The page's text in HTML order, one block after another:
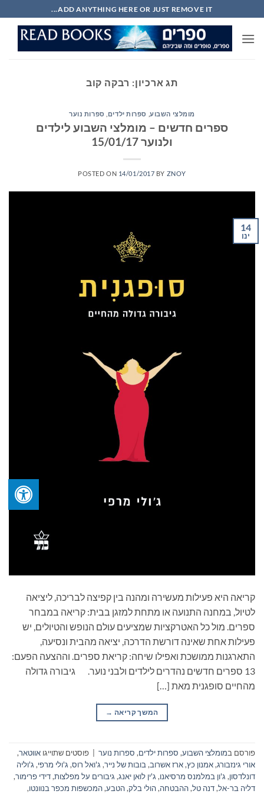
to
content
ADD ANYTHING HERE OR JUST REMOVE IT...
תג ארכיון: רבקה קוב
מומלצי השבוע, ספרות ילדים ספרות נוער
ספרים חדשים – מומלצי השבוע לילדים
ולנוער 15/01/17
POSTED ON 14/01/2017 BY ZNOY
14
ינו
קריאה היא פעילות מעשירה ומהנה בין קפיצה לבריכה, ליציאה
לטיול, במחנה התנועה או מתחת למזגן בבית: קריאה במבחר
ספרים. מול כל האטרקציות שמציעים עולם הנופש והטיולים, יש
פעילות אחת שאינה דורשת הדרכה, יציאה מהבית ונסיעה,
התארגנות ממושכת ואפילו שיחה: קריאת ספרים. וההצעה הפעם:
13 ספרים חדשים נהדרים לילדים ולבני נוער. גיבורה גדולה
מהחיים סופגנית מאת […]
המשך קריאה →
פורסם במומלצי השבוע, ספרות ילדים, ספרות נוער פוסטים שתוייגו אווטאר,
אורי גינזבורג,אמנון כץ,ארז אשרוב,בובות של נייר, ג'ואל רוס, ג'ולי מרפי, ג'וליה
דונלדסון, ג'ון במלמנס מרסיאנו, ג'ין לואן יאנג, גיבורים על מפלצות,דידי פרימור,
דליה בר-אל,דנה טל,ההבטחה,הולי בלק,הטבע,המכשפות מכפר בנוונטו,